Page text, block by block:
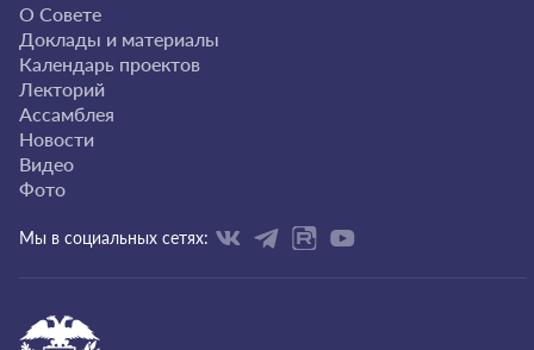
О Совете
Доклады и материалы
Календарь проектов
Лекторий
Ассамблея
Новости
Видео
Фото
Мы в социальных сетях: